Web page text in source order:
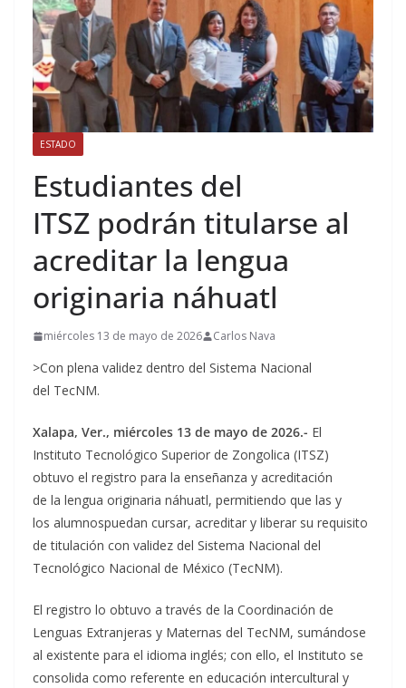
ESTADO
Estudiantes del
ITSZ podrán titularse al
acreditar la lengua
originaria náhuatl
miércoles 13 de mayo de 2026 Carlos Nava
>Con plena validez dentro del Sistema Nacional
del TecNM.
Xalapa, Ver., miércoles 13 de mayo de 2026.- El
Instituto Tecnológico Superior de Zongolica (ITSZ)
obtuvo el registro para la enseñanza y acreditación
de la lengua originaria náhuatl, permitiendo que las y
los alumnospuedan cursar, acreditar y liberar su requisito
de titulación con validez del Sistema Nacional del
Tecnológico Nacional de México (TecNM).
El registro lo obtuvo a través de la Coordinación de
Lenguas Extranjeras y Maternas del TecNM, sumándose
al existente para el idioma inglés; con ello, el Instituto se
consolida como referente en educación intercultural y